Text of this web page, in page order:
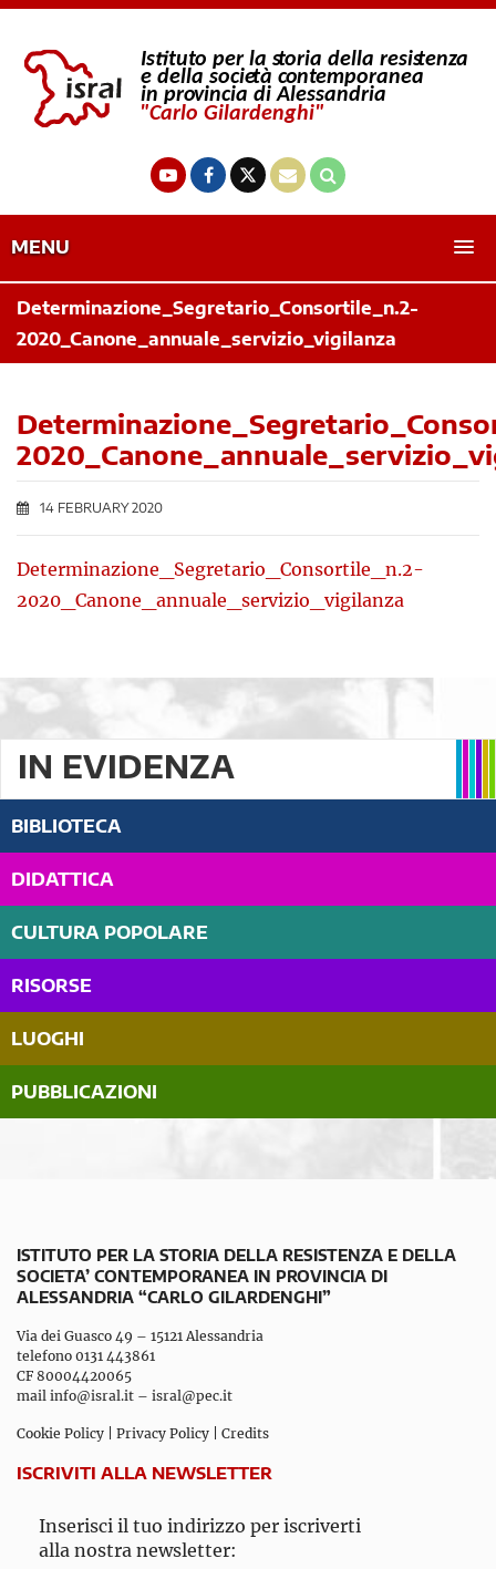
MENU
Determinazione_Segretario_Consortile_n.2-
2020_Canone_annuale_servizio_vigilanza
14 FEBRUARY 2020
Determinazione_Segretario_Consortile_n.2-
2020_Canone_annuale_servizio_vigilanza
IN EVIDENZA
BIBLIOTECA
DIDATTICA
CULTURA POPOLARE
RISORSE
LUOGHI
PUBBLICAZIONI
ISTITUTO PER LA STORIA DELLA RESISTENZA E DELLA
SOCIETA’ CONTEMPORANEA IN PROVINCIA DI
ALESSANDRIA “CARLO GILARDENGHI”
Via dei Guasco 49 – 15121 Alessandria
telefono 0131 443861
CF 80004420065
mail info@isral.it – isral@pec.it
Cookie Policy Privacy Policy Credits
ISCRIVITI ALLA NEWSLETTER
Inserisci il tuo indirizzo per iscriverti
alla nostra newsletter: